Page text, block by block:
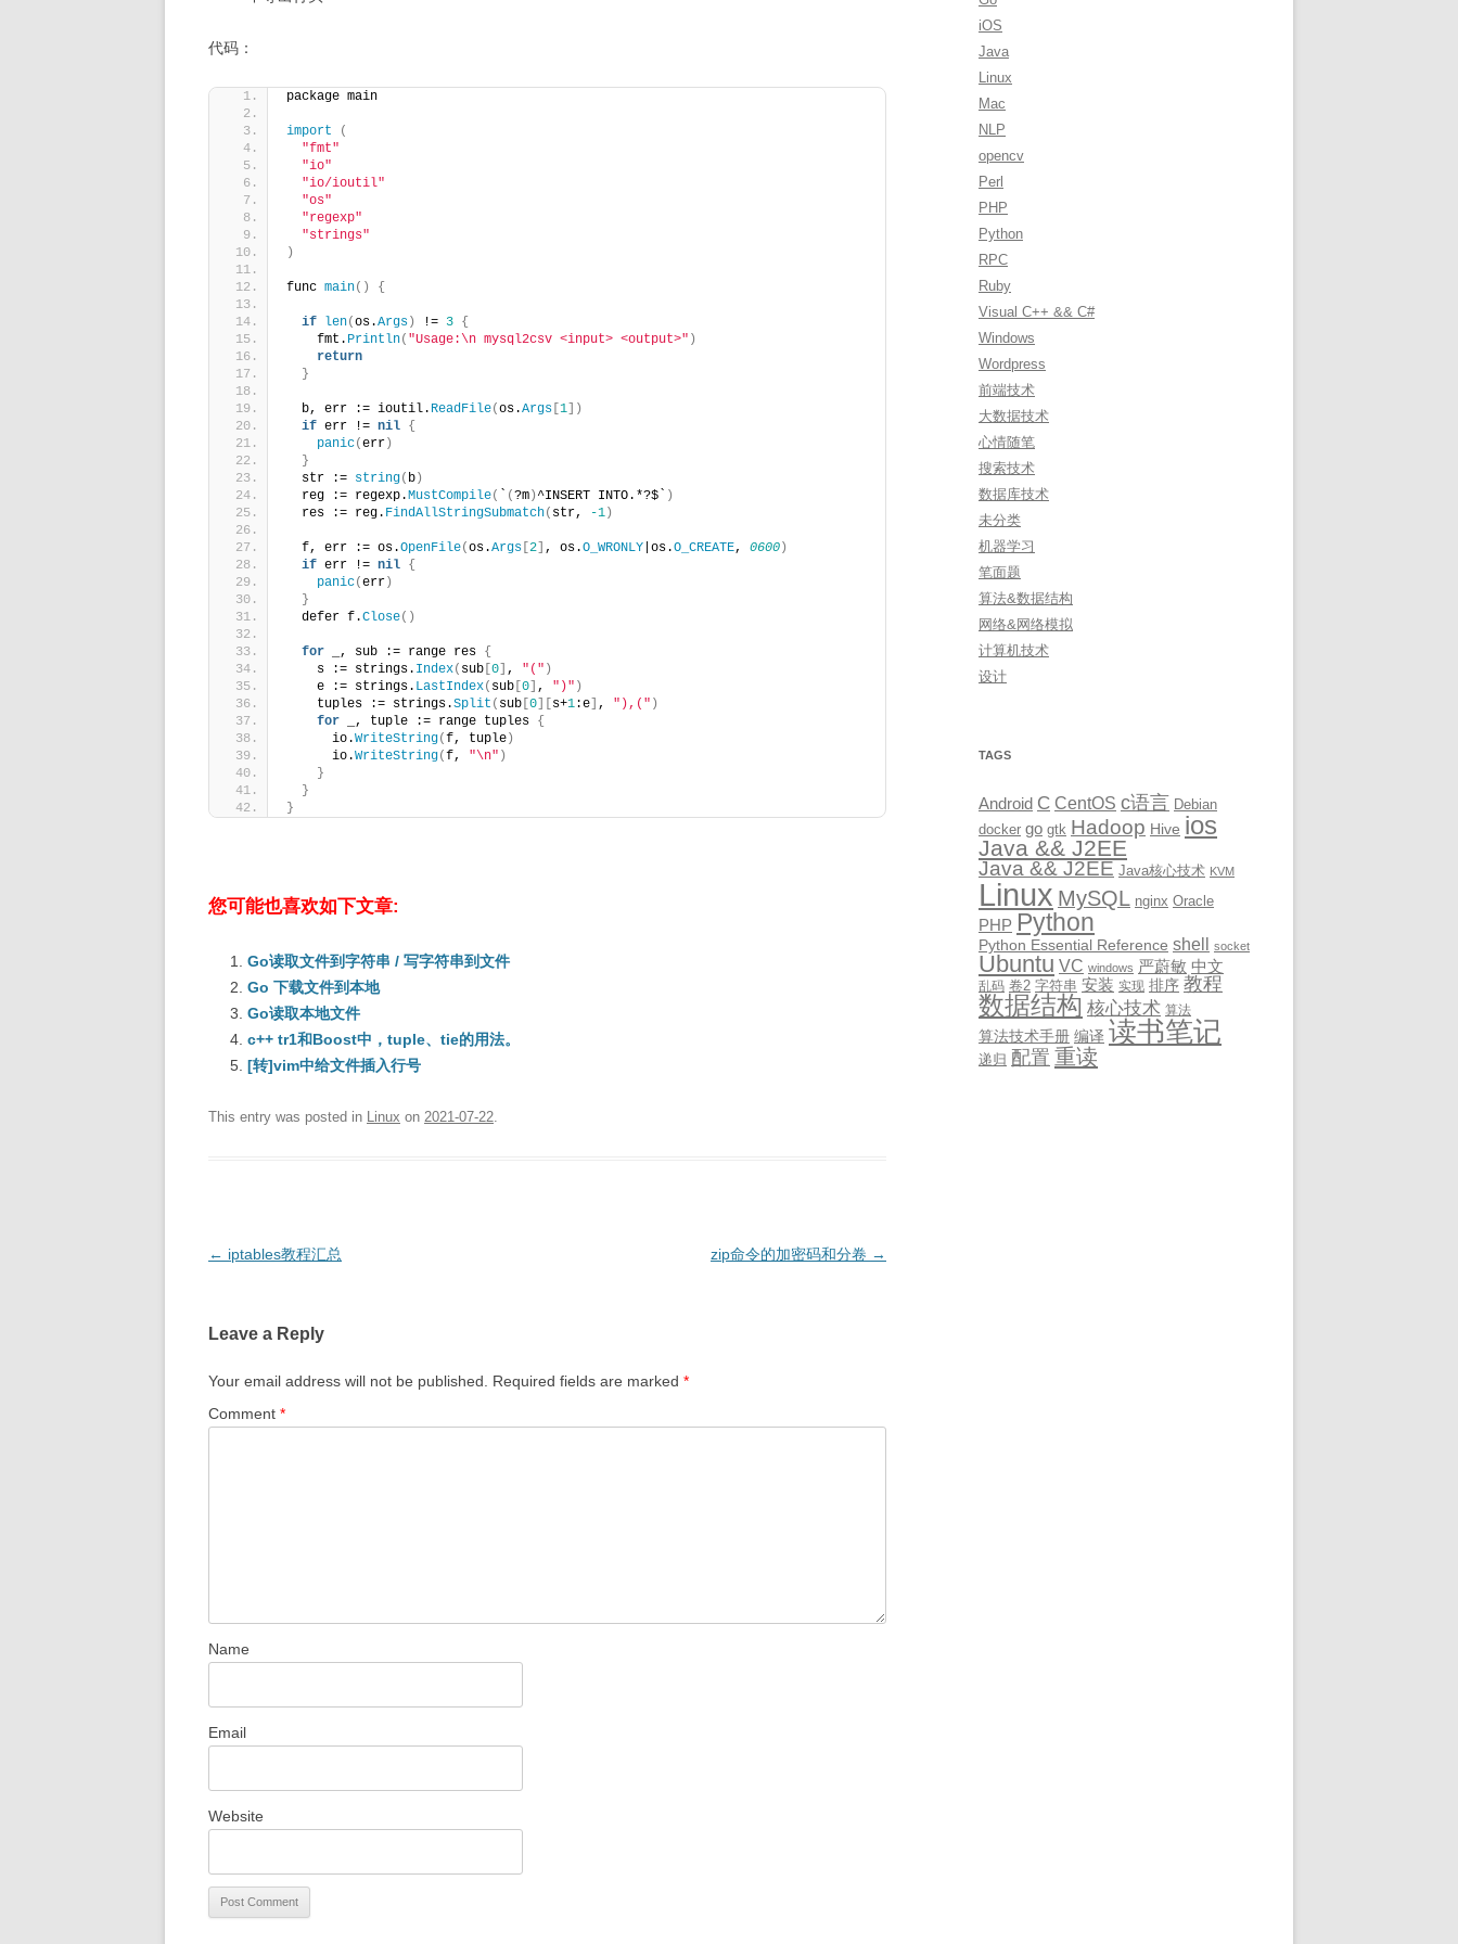
代码：
package main
import
(
"fmt"
"io"
"io/ioutil"
"os"
"regexp"
"strings"
)
func main() {
if len(os.Args ) != 3 {
    fmt.
Println( "Usage:\n mysql2csv <input> <output>" )
return
}
  b, err := ioutil.
ReadFile(os.Args 1 ])
if err != nil {
panic(err )
}
  str :=
string( b )
  reg := regexp.
MustCompile( (?m ) ^INSERT INTO.*?$`
)
  res := reg.
FindAllStringSubmatch( str, -1 )
  f, err := os.
OpenFile(os.Args 2 , os.O_WRONLY |os.O_CREATE, 0600 )
if err != nil {
panic(err )
}
  defer f.
Close()
for _, sub := range res {
    s := strings.
Index( sub 0 , "(" )
    e := strings.
LastIndex( sub 0 , ")" )
    tuples := strings.
Split ( sub 0 s+1:e , "),(" )
for _, tuple := range tuples {
      io.
WriteString(f, tuple )
      io.
WriteString(f, "\n" )
}
}
}
您可能也喜欢如下文章:
Go读取文件到字符串 / 写字符串到文件
Go 下载文件到本地
Go读取本地文件
c++ tr1和Boost中，tuple、tie的用法。
[转]vim中给文件插入行号
This entry was posted in Linux on 2021-07-22.
Post
← iptables教程汇总 zip命令的加密码和分卷 →
Leave a Reply
Your email address will not be published. Required fields are marked *
Comment *
Name
Email
Website
r
:
iOS
Java
Linux
Mac
NLP
opencv
Perl
PHP
Python
RPC
Ruby
Visual C++ && C#
Windows
Wordpress
前端技术
大数据技术
心情随笔
搜索技术
数据库技术
未分类
机器学习
笔面题
算法&数据结构
网络&网络模拟
计算机技术
设计
TAGS
Android C CentOS c语言 Debian
docker go gtk Hadoop Hive ios
Java && J2EE
Java && J2EE Java核心技术 KVM
Linux MySQL nginx Oracle
PHP Python
Python Essential Reference shell socket
Ubuntu VC windows 严蔚敏 中文
乱码 卷2 字符串 安装 实现 排序 教程
数据结构 核心技术 算法
算法技术手册 编译 读书笔记
递归 配置 重读